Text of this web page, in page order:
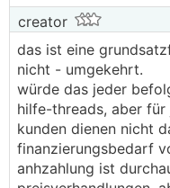
creator
das ist eine
nicht - umgekehrt.
würde das jeder
hilfe-threads, aber für
kunden dienen nicht
finanzierungsbedarf
anhzahlung ist